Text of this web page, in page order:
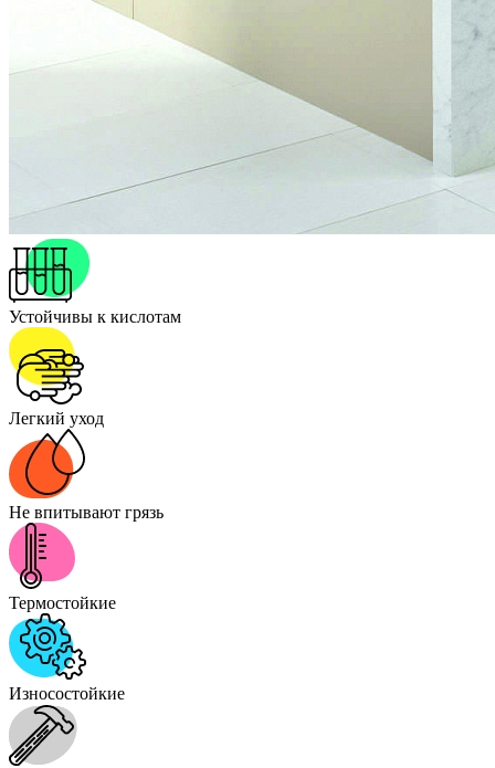
Устойчивы к кислотам
Легкий уход
Не впитывают грязь
Термостойкие
Износостойкие